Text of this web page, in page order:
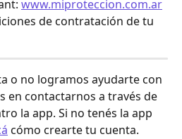
www.miproteccion.com.ar
de contratación de tu
o no logramos ayudarte con
en contactarnos a través de
la app. Si no tenés la app
cómo crearte tu cuenta.